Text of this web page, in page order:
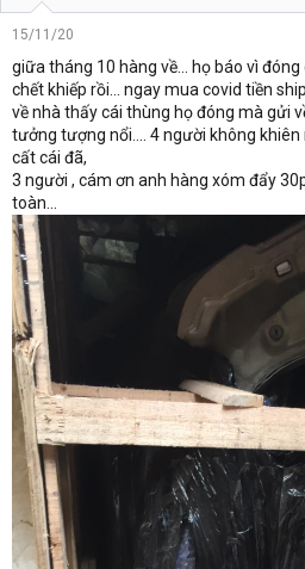
15/11/20
giữa tháng 10 hàng về... họ báo vì đóng
chết khiếp rồi... ngay mua covid tiền
về nhà thấy cái thùng họ đóng mà gửi
tưởng tượng nổi.... 4 người không khiên
cất cái đã,
3 người , cám ơn anh hàng xóm đẩy
toàn...